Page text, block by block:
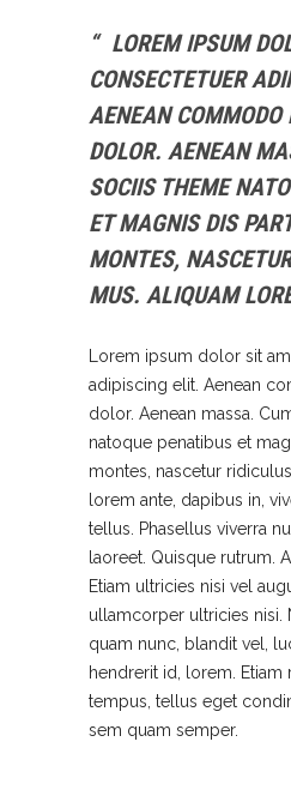
LOREM IPSUM
CONSECTETUER
AENEAN COMMODO
DOLOR. AENEAN
SOCIIS THEME
ET MAGNIS DIS
MONTES,
MUS. ALIQUAM
Lorem ipsum dolor sit
adipiscing elit. Aenean
dolor. Aenean massa.
natoque penatibus et
montes, nascetur
lorem ante, dapibus in,
tellus. Phasellus viverra
laoreet. Quisque rutrum.
Etiam ultricies nisi vel
ullamcorper ultricies nisi.
quam nunc, blandit vel,
hendrerit id, lorem. Etiam
tempus, tellus eget
sem quam semper.